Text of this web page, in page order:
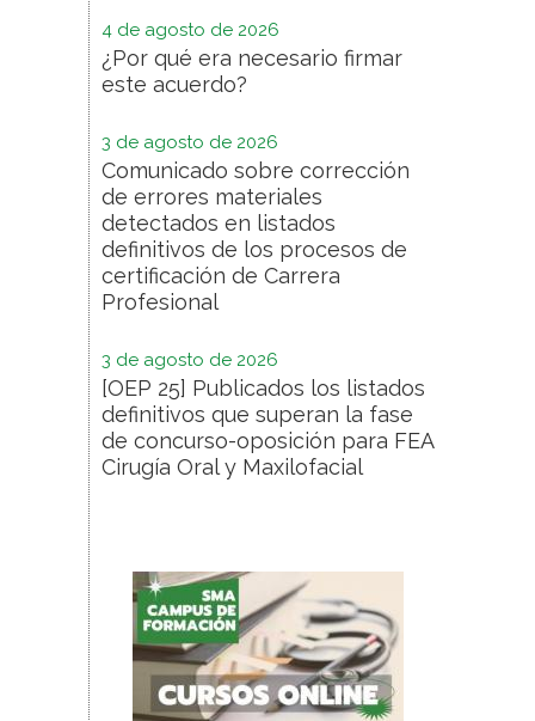
4 de agosto de 2026
¿Por qué era necesario firmar
este acuerdo?
3 de agosto de 2026
Comunicado sobre corrección
de errores materiales
detectados en listados
definitivos de los procesos de
certificación de Carrera
Profesional
3 de agosto de 2026
[OEP 25] Publicados los listados
definitivos que superan la fase
de concurso-oposición para FEA
Cirugía Oral y Maxilofacial